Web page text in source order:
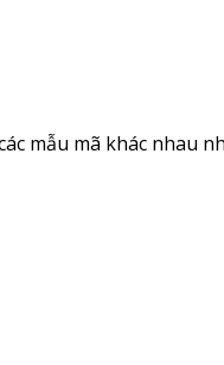
mẫu mã khác nhau